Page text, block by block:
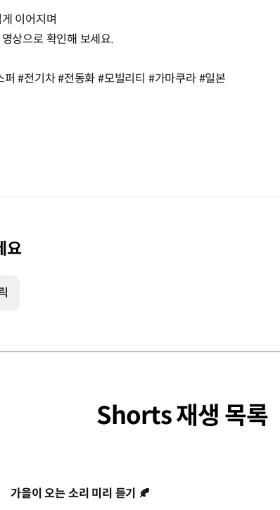
이어지며
상으로 확인해 보세요.
#전기차 #전동화 #모빌리티 #가마쿠라 #일본
요
Shorts 재생 목록
[동영상]
가을이 오는 소리 미리 듣기 🍂